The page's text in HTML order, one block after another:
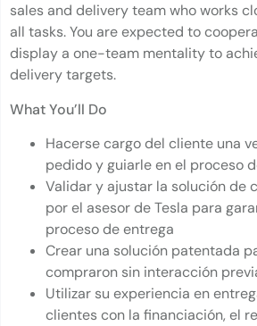
sales and delivery team who works
all tasks. You are expected to
display a one-team mentality to
delivery targets.
What You’ll Do
Hacerse cargo del cliente una
pedido y guiarle en el proceso
Validar y ajustar la solución de
por el asesor de Tesla para
proceso de entrega
Crear una solución patentada
compraron sin interacción
Utilizar su experiencia en
clientes con la financiación, el